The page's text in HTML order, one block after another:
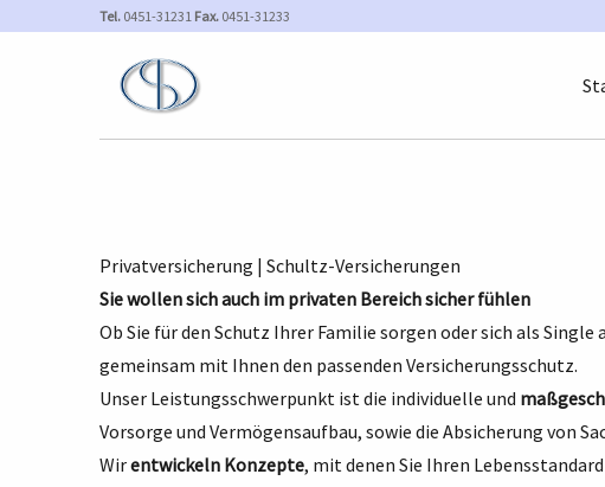
Tel. 0451-31231 Fax. 0451-31233
Privatversicherung | Schultz-Versicherungen
Sie wollen sich auch im privaten Bereich sicher fühlen
Ob Sie für den Schutz Ihrer Familie sorgen oder sich als
gemeinsam mit Ihnen den passenden Versicherungsschutz.
Unser Leistungsschwerpunkt ist die individuelle und
Vorsorge und Vermögensaufbau, sowie die Absicherung von
Wirentwickeln Konzepte, mit denen Sie Ihren